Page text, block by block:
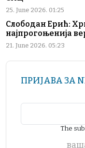
25. June 2026. 01:25
Слободан Ерић:
најпрогоњенија
21. June 2026. 05:23
ПРИЈАВА ЗА
The